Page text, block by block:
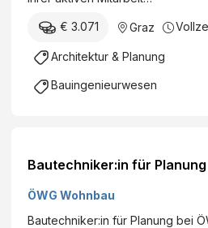
€ 3.071 Graz
Architektur & Planung
Bauingenieurwesen
Bautechniker:in für Planung
ÖWG Wohnbau
Bautechniker:in für Planung bei